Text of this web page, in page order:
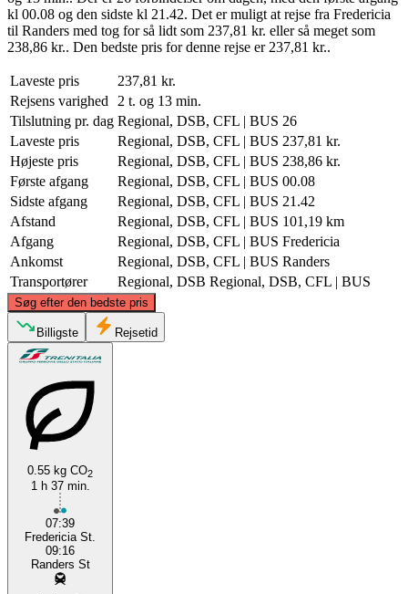
kl 00.08 og den sidste kl 21.42. Det er muligt at rejse fra Fredericia
til Randers med tog for så lidt som 237,81 kr. eller så meget som
238,86 kr.. Den bedste pris for denne rejse er 237,81 kr..
Laveste pris
237,81 kr.
Rejsens varighed
2 t. og 13 min.
Tilslutning pr. dag Regional, DSB, CFL | BUS 26
Laveste pris
Regional, DSB, CFL | BUS 237,81 kr.
Højeste pris
Regional, DSB, CFL | BUS 238,86 kr.
Første afgang
Regional, DSB, CFL | BUS 00.08
Sidste afgang
Regional, DSB, CFL | BUS 21.42
Afstand
Regional, DSB, CFL | BUS 101,19 km
Afgang
Regional, DSB, CFL | BUS Fredericia
Ankomst
Regional, DSB, CFL | BUS Randers
Transportører
Regional, DSB Regional, DSB, CFL | BUS
Søg efter den bedste pris
©CARTO, ©OpenStreetMap contributors
Billigste Rejsetid
0.55 kg CO2
1 h 37 min.
07:39
Fredericia St.
09:16
Randers St